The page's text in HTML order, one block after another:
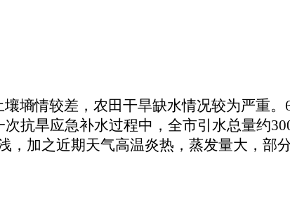
墒情较差，农田干旱缺水情况较为严重
抗旱应急补水过程中，全市引水总量约
加之近期天气高温炎热，蒸发量大，部